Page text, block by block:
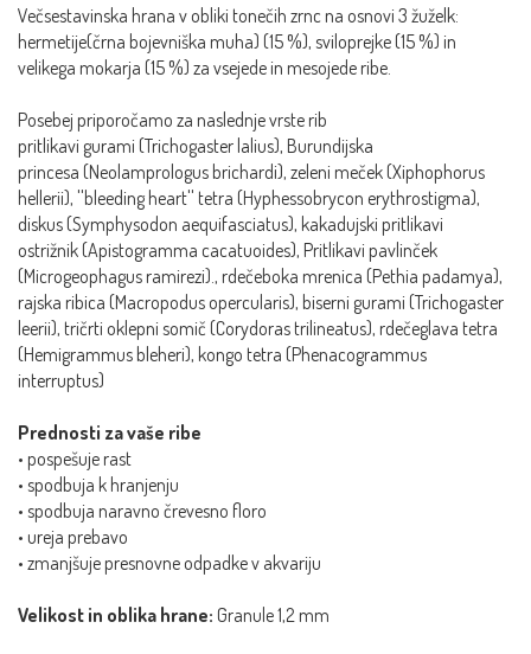
Večsestavinska hrana v obliki tonečih zrnc na osnovi 3 žuželk:
hermetije(črna bojevniška muha) (15 %), sviloprejke (15 %) in
velikega mokarja (15 %) za vsejede in mesojede ribe.
Posebej priporočamo za naslednje vrste rib
pritlikavi gurami (Trichogaster lalius), Burundijska
princesa (Neolamprologus brichardi), zeleni meček (Xiphophorus
hellerii), ''bleeding heart'' tetra (Hyphessobrycon erythrostigma),
diskus (Symphysodon aequifasciatus), kakadujski pritlikavi
ostrižnik (Apistogramma cacatuoides), Pritlikavi pavlinček
(Microgeophagus ramirezi)., rdečeboka mrenica (Pethia padamya),
rajska ribica (Macropodus opercularis), biserni gurami (Trichogaster
leerii), tričrti oklepni somič (Corydoras trilineatus), rdečeglava tetra
(Hemigrammus bleheri), kongo tetra (Phenacogrammus
interruptus)
Prednosti za vaše ribe
• pospešuje rast
• spodbuja k hranjenju
• spodbuja naravno črevesno floro
• ureja prebavo
• zmanjšuje presnovne odpadke v akvariju
Velikost in oblika hrane: Granule 1,2 mm